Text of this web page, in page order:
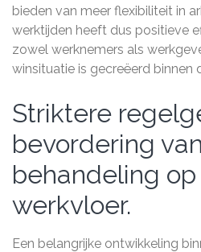
bieden van meer flexibiliteit in
werktijden heeft dus positieve
zowel werknemers als
winsituatie is gecreëerd binnen
Striktere
bevordering
behandeling
werkvloer.
Een belangrijke ontwikkeling